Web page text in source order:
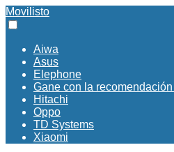
Movilisto
Aiwa
Asus
Elephone
Gane con la
Hitachi
Oppo
TD Systems
Xiaomi